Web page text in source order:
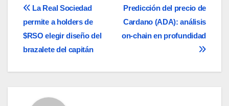
Navegación
de
entradas
Predicción del precio de
Cardano (ADA): análisis
on-chain en profundidad
La Real Sociedad
permite a holders de
$RSO elegir diseño del
brazalete del capitán